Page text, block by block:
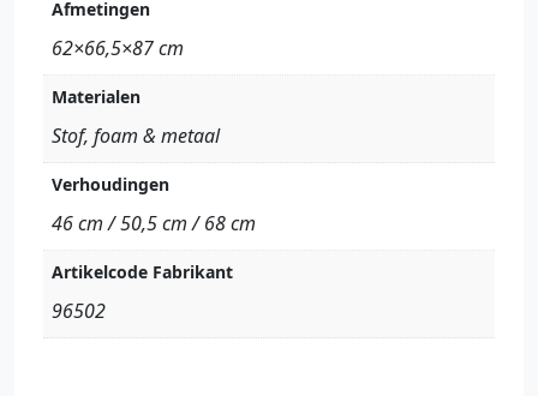
Afmetingen
62×66,5×87 cm
Materialen
Stof, foam & metaal
Verhoudingen
46 cm / 50,5 cm / 68 cm
Artikelcode Fabrikant
96502